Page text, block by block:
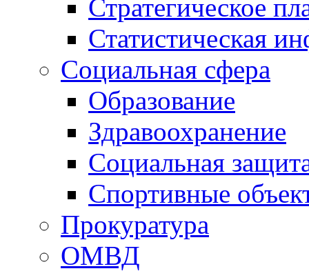
Стратегическое
Статистическая
Социальная сфера
Образование
Здравоохранение
Социальная
Спортивные
Прокуратура
ОМВД